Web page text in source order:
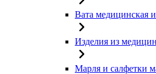
Вата медицинская
Изделия из
Марля и салфетки